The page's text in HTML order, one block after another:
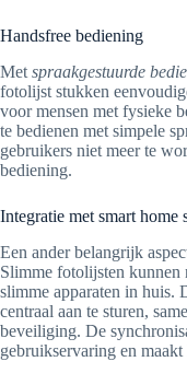
Handsfree bediening
Met spraakgestuurde
fotolijst stukken
voor mensen met fysieke
te bedienen met simpele
gebruikers niet meer te
bediening.
Integratie met smart home
Een ander belangrijk
Slimme fotolijsten kunnen
slimme apparaten in huis.
centraal aan te sturen,
beveiliging. De
gebruikservaring en